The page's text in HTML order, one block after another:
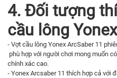
4. Đối tượng
cầu lông
- Vợt cầu lông Yonex ArcSaber 11
phù hợp với người chơi mong muốn
chính xác cao.
- Yonex Arcsaber 11 thích hợp cả với